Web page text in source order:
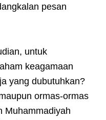
pesan
untuk
keagamaan
yang dubutuhkan?
ormas-ormas
Muhammadiyah